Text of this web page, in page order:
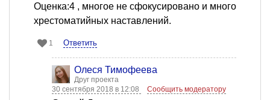
Оценка:4 , многое не сфокусировано и много
хрестоматийных наставлений.
1 Ответить
Олеся Тимофеева
Друг проекта
30 сентября 2018 в 12:08
Сообщить модератору